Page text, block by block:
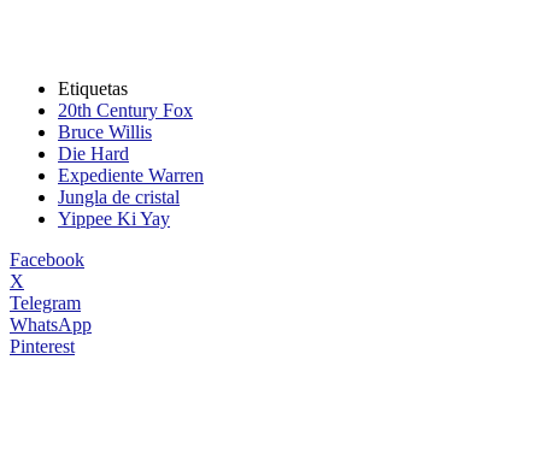
Etiquetas
20th Century Fox
Bruce Willis
Die Hard
Expediente Warren
Jungla de cristal
Yippee Ki Yay
Facebook
X
Telegram
WhatsApp
Pinterest